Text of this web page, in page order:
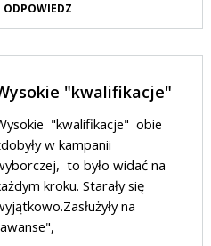
ODPOWIEDZ
"kwalifikacje"
"kwalifikacje" obie
w kampanii
to było widać na
kroku. Starały się
na